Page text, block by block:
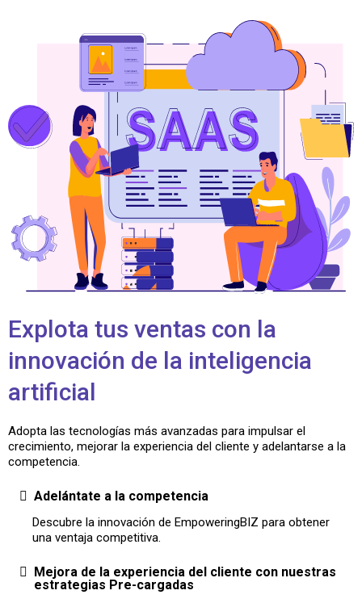
Explota tus ventas con la
innovación de la inteligencia
artificial
Adopta las tecnologías más avanzadas para impulsar el
crecimiento, mejorar la experiencia del cliente y adelantarse a la
competencia.
Adelántate a la competencia
Descubre la innovación de EmpoweringBIZ para obtener
una ventaja competitiva.
Mejora de la experiencia del cliente con nuestras
estrategias Pre-cargadas